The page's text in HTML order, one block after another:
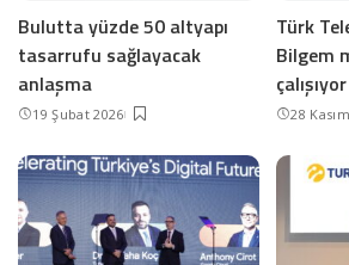
Bulutta yüzde 50 altyapı
tasarrufu sağlayacak
anlaşma
19 Şubat 2026
Türk
Bilgem
çalışıyor
28